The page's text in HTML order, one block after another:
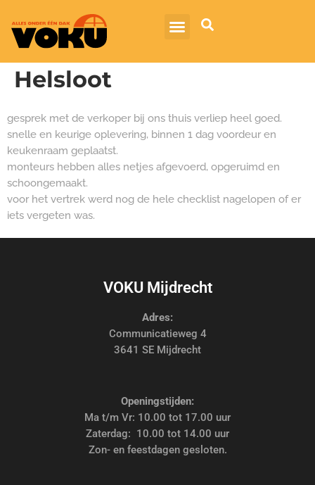
Helsloot
gesprek met de verkoper bij ons thuis verliep heel goed.
snelle en keurige oplevering, binnen 1 dag voordeur en
keukenraam geplaatst.
monteurs hebben alles netjes afgevoerd, opgeruimd en
schoongemaakt.
voor het vertrek werd nog de hele checklist nagelopen of er
iets vergeten was.
VOKU Mijdrecht
Adres:
Communicatieweg 4
3641 SE Mijdrecht
Openingstijden:
Ma t/m Vr: 10.00 tot 17.00 uur
Zaterdag: 10.00 tot 14.00 uur
Zon- en feestdagen gesloten.